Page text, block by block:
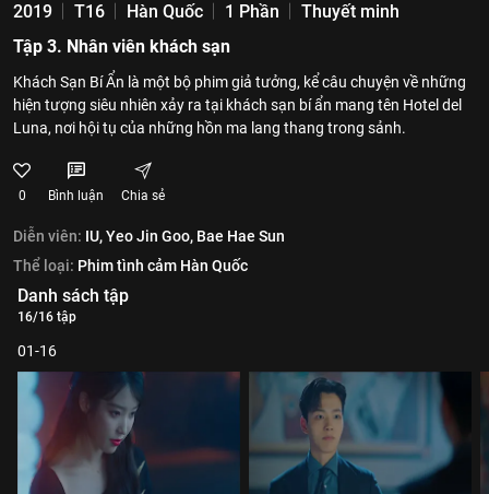
2019 T16 Hàn Quốc 1 Phần
Thuyết minh
Tập 3. Nhân viên khách sạn
Khách Sạn Bí Ẩn là một bộ phim giả tưởng, kể câu chuyện về những
hiện tượng siêu nhiên xảy ra tại khách sạn bí ẩn mang tên Hotel del
Luna, nơi hội tụ của những hồn ma lang thang trong sảnh.
0 Bình luận Chia sẻ
Diễn viên: IU,Yeo Jin Goo, Bae Hae Sun
Thể loại: Phim tình cảm Hàn Quốc
Danh sách tập
16/16 tập
01-16